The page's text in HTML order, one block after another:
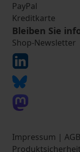
PayPal
Kreditkarte
Bleiben Sie
Shop-Newsletter
Impressum | AGB
Produktsicherheit